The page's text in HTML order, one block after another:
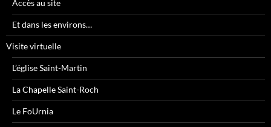
Accès au site
Et dans les environs…
Visite virtuelle
L’église Saint-Martin
La Chapelle Saint-Roch
Le FoUrnia